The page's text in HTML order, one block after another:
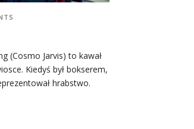
(Cosmo Jarvis) to kawał
Kiedyś był bokserem,
hrabstwo.